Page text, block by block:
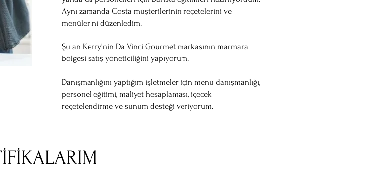
Aynı zamanda Costa müşterilerinin reçetelerini ve
menülerini düzenledim.
Şu an Kerry'nin Da Vinci Gourmet markasının marmara
bölgesi satış yöneticiliğini yapıyorum.
Danışmanlığını yaptığım işletmeler için menü danışmanlığı,
personel eğitimi, maliyet hesaplaması, içecek
reçetelendirme ve sunum desteği veriyorum.